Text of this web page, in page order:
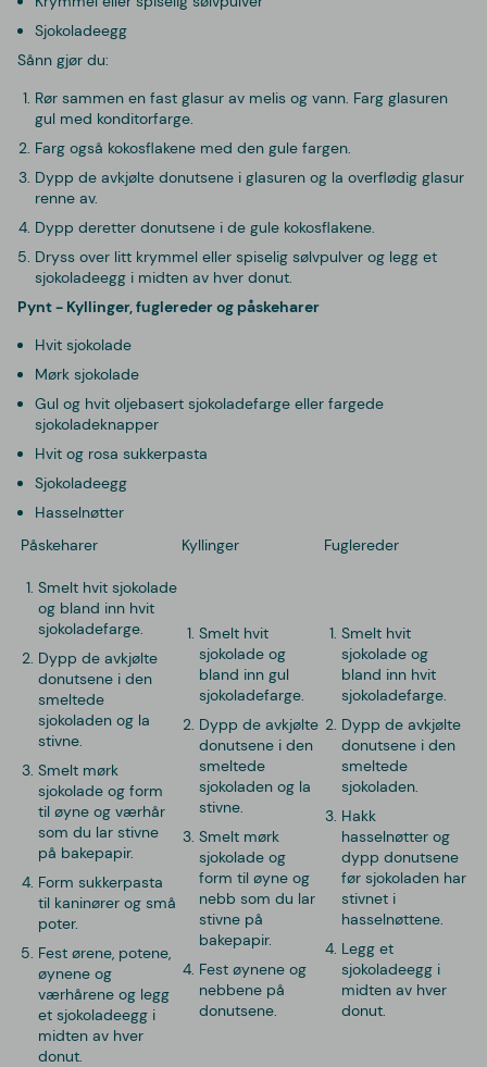
Sjokoladeegg
Sånn gjør du:
Rør sammen en fast glasur av melis og vann. Farg glasuren
gul med konditorfarge.
Farg også kokosflakene med den gule fargen.
Dypp de avkjølte donutsene i glasuren og la overflødig glasur
renne av.
Dypp deretter donutsene i de gule kokosflakene.
Dryss over litt krymmel eller spiselig sølvpulver og legg et
sjokoladeegg i midten av hver donut.
Pynt - Kyllinger, fuglereder og påskeharer
Hvit sjokolade
Mørk sjokolade
Gul og hvit oljebasert sjokoladefarge eller fargede
sjokoladeknapper
Hvit og rosa sukkerpasta
Sjokoladeegg
Hasselnøtter
Påskeharer
Kyllinger Fuglereder
Smelt hvit sjokolade
og bland inn hvit
sjokoladefarge.
Dypp de avkjølte
donutsene i den
smeltede
sjokoladen og la
stivne.
Smelt mørk
sjokolade og form
til øyne og værhår
som du lar stivne
på bakepapir.
Form sukkerpasta
til kaninører og små
poter.
Fest ørene, potene,
øynene og
værhårene og legg
et sjokoladeegg i
midten av hver
donut.
Smelt hvit
sjokolade og
bland inn gul
sjokoladefarge.
Dypp de avkjølte
donutsene i den
smeltede
sjokoladen og la
stivne.
Smelt mørk
sjokolade og
form til øyne og
nebb som du lar
stivne på
bakepapir.
Fest øynene og
nebbene på
donutsene.
Smelt hvit
sjokolade og
bland inn hvit
sjokoladefarge.
Dypp de avkjølte
donutsene i den
smeltede
sjokoladen.
Hakk
hasselnøtter og
dypp donutsene
før sjokoladen har
stivnet i
hasselnøttene.
Legg et
sjokoladeegg i
midten av hver
donut.